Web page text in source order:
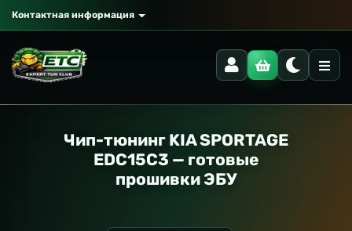
Контактная информация
Чип-тюнинг KIA SPORTAGE
EDC15C3 — готовые
прошивки ЭБУ